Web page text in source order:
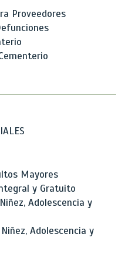
Proveedores
Mayores
y Gratuito
Adolescencia y
Adolescencia y